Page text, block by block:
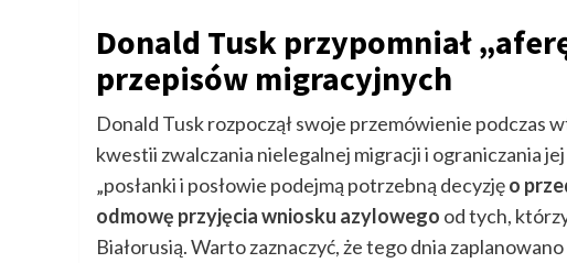
Donald Tusk przypomniał
przepisów migracyjnych
Donald Tusk rozpoczął swoje przemówienie podczas
kwestii zwalczania nielegalnej migracji i ograniczania
„posłanki i posłowie podejmą potrzebną decyzjęo
odmowę przyjęcia wniosku azylowego od tych,
Białorusią. Warto zaznaczyć, że tego dnia